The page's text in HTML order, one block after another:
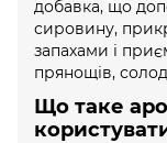
добавка, що
сировину,
запахами і
прянощів,
Що таке